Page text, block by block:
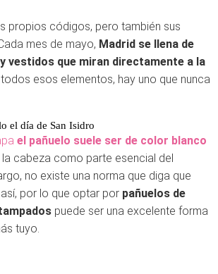
propios códigos, pero también sus
mes de mayo, Madrid se llena de
vestidos que miran directamente a la
todos esos elementos, hay uno que nunca
el día de San Isidro
el pañuelo suele ser de color blanco
cabeza como parte esencial del
no existe una norma que diga que
por lo que optar por pañuelos de
puede ser una excelente forma
tuyo.